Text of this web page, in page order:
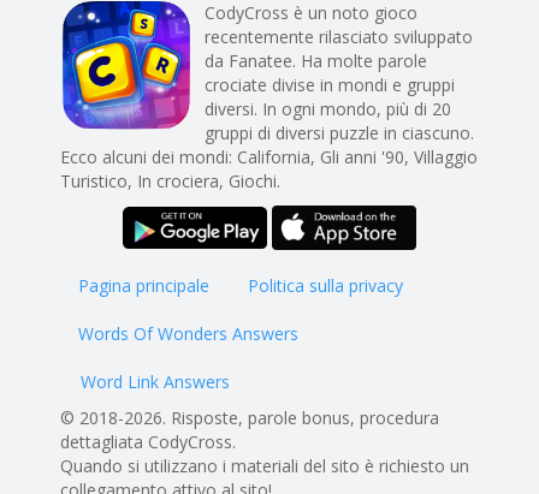
CodyCross è un noto gioco
recentemente rilasciato sviluppato
da Fanatee. Ha molte parole
crociate divise in mondi e gruppi
diversi. In ogni mondo, più di 20
gruppi di diversi puzzle in ciascuno.
Ecco alcuni dei mondi: California, Gli anni '90, Villaggio
Turistico, In crociera, Giochi.
Pagina principale Politica sulla privacy
Words Of Wonders Answers
Word Link Answers
© 2018-2026. Risposte, parole bonus, procedura
dettagliata CodyCross.
Quando si utilizzano i materiali del sito è richiesto un